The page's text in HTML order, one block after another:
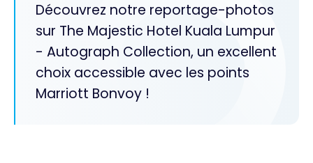
Découvrez notre reportage-photos
sur The Majestic Hotel Kuala Lumpur
- Autograph Collection, un excellent
choix accessible avec les points
Marriott Bonvoy !